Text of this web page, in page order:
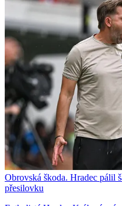
Obrovská škoda. Hradec pálil
přesilovku